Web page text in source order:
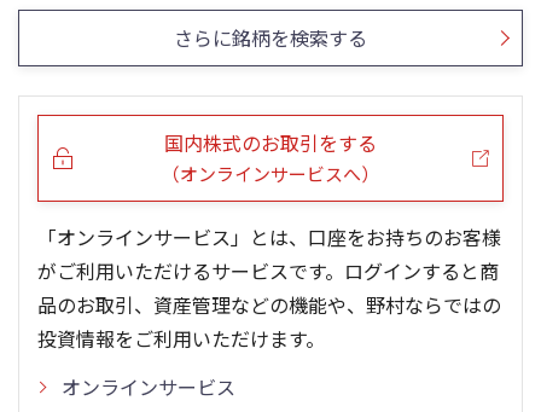
13週移動平均 26週移動平均 出来高(百万)
0
2
5ヶ月移動平均 25ヶ月移動平均 出来高(千)
0
さらに銘柄を検索する
国内株式のお取引をする
（オンラインサービスへ）
「オンラインサービス」とは、口座をお持ちのお客様
がご利用いただけるサービスです。ログインすると商
品のお取引、資産管理などの機能や、野村ならではの
投資情報をご利用いただけます。
オンラインサービス